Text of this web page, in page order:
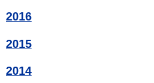
2016
2015
2014